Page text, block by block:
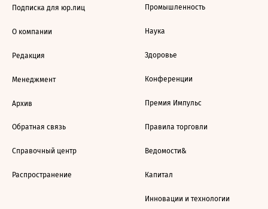
Подписка для юр.лиц
О компании
Редакция
Менеджмент
Архив
Обратная связь
Справочный центр
Распространение
Промышленность
Наука
Здоровье
Конференции
Премия Импульс
Правила торговли
Ведомости&
Капитал
Инновации и технологии